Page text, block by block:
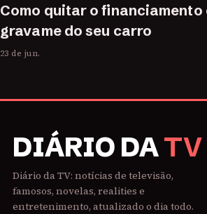
Como quitar o financiamento
gravame do seu carro
23 de jun.
DIÁRIO DATV
Diário da TV: notícias de televisão,
famosos, novelas, realities e
entretenimento, atualizado o dia todo.